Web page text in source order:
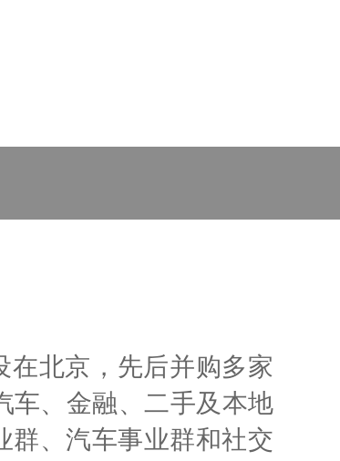
北京，先后并购多家
车、金融、二手及本地
群、汽车事业群和社交